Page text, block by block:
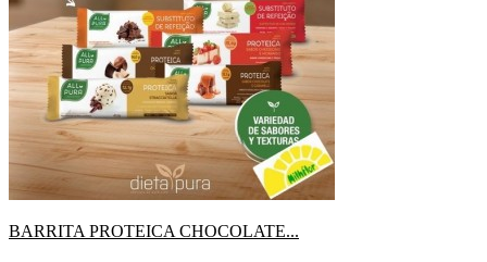
BARRITA PROTEICA CHOCOLATE...